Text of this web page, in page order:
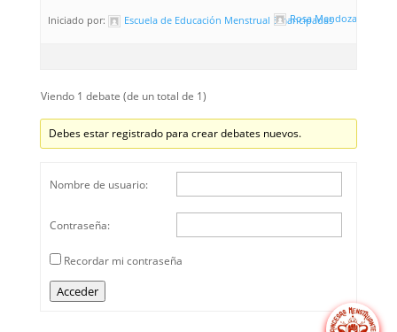
Iniciado por: Escuela de Educación Menstrual Emancipadas
Rosa Mendoza
Viendo 1 debate (de un total de 1)
Debes estar registrado para crear debates nuevos.
Nombre de usuario:
Contraseña:
Recordar mi contraseña
Acceder